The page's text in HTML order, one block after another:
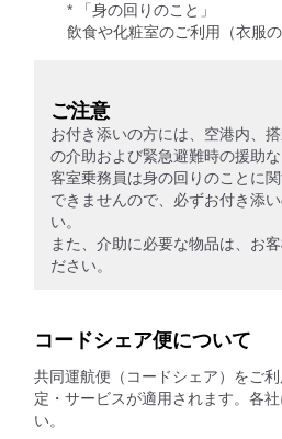
* 「身の回りのこと」
飲食や化粧室のご利用（衣服
ご注意
お付き添いの方には、空港内、
の介助および緊急避難時の援助な
客室乗務員は身の回りのことに
できませんので、必ずお付き添
い。
また、介助に必要な物品は、お
ださい。
コードシェア便について
共同運航便（コードシェア）をご
定・サービスが適用されます。各
い。